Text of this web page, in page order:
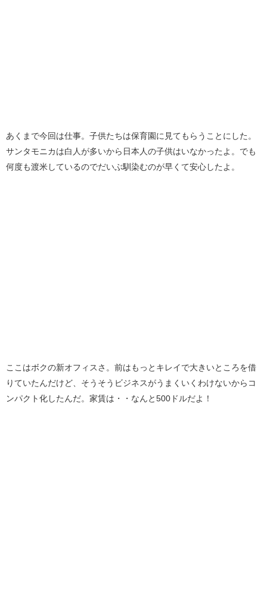
あくまで今回は仕事。子供たちは保育園に見てもらうことにした。
サンタモニカは白人が多いから日本人の子供はいなかったよ。でも
何度も渡米しているのでだいぶ馴染むのが早くて安心したよ。
ここはボクの新オフィスさ。前はもっとキレイで大きいところを借
りていたんだけど、そうそうビジネスがうまくいくわけないからコ
ンパクト化したんだ。家賃は・・なんと500ドルだよ！